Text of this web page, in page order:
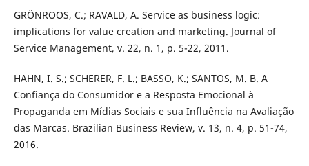
GRÖNROOS, C.; RAVALD, A. Service as business logic:
implications for value creation and marketing. Journal of
Service Management, v. 22, n. 1, p. 5-22, 2011.
HAHN, I. S.; SCHERER, F. L.; BASSO, K.; SANTOS, M. B. A
Confiança do Consumidor e a Resposta Emocional à
Propaganda em Mídias Sociais e sua Influência na Avaliação
das Marcas. Brazilian Business Review, v. 13, n. 4, p. 51-74,
2016.